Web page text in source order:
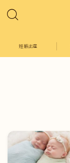
双子と暮らし
お出掛け
妊娠出産